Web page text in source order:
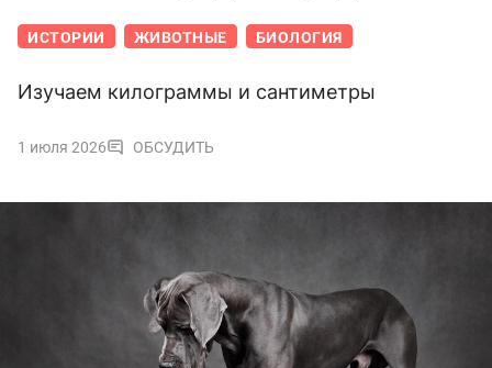
ИСТОРИИ ЖИВОТНЫЕ БИОЛОГИЯ
Изучаем килограммы и сантиметры
1 июля 2026 ОБСУДИТЬ